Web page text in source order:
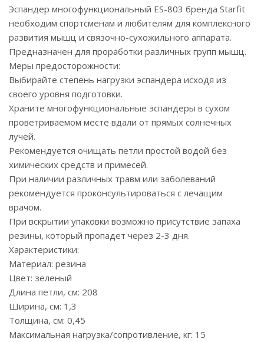
Эспандер многофункциональный ES-803 бренда Starfit
необходим спортсменам и любителям для комплексного
развития мышц и связочно-сухожильного аппарата.
Предназначен для проработки различных групп мышц.
Меры предосторожности:
Выбирайте степень нагрузки эспандера исходя из
своего уровня подготовки.
Храните многофункциональные эспандеры в сухом
проветриваемом месте вдали от прямых солнечных
лучей.
Рекомендуется очищать петли простой водой без
химических средств и примесей.
При наличии различных травм или заболеваний
рекомендуется проконсультироваться с лечащим
врачом.
При вскрытии упаковки возможно присутствие запаха
резины, который пропадет через 2-3 дня.
Характеристики:
Материал: резина
Цвет: зеленый
Длина петли, см: 208
Ширина, см: 1,3
Толщина, см: 0,45
Максимальная нагрузка/сопротивление, кг: 15